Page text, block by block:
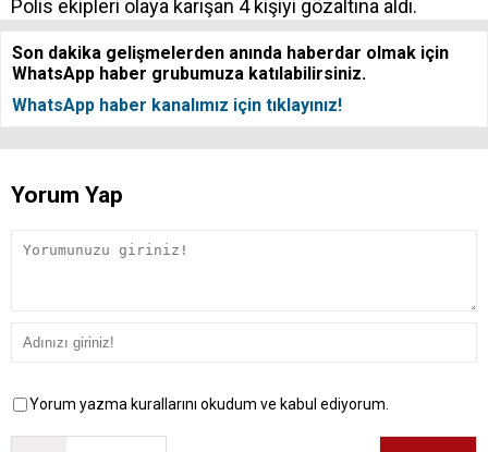
Polis ekipleri olaya karışan 4 kişiyi gözaltına aldı.
Son dakika gelişmelerden anında haberdar olmak için
WhatsApp haber grubumuza katılabilirsiniz.
WhatsApp haber kanalımız için tıklayınız!
Yorum Yap
Yorum yazma kurallarını okudum ve kabul ediyorum.